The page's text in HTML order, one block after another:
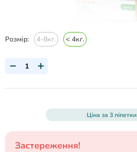
Розмір: 4-8кг. < 4кг.
Ціна за 3 піпетки
Застереження!